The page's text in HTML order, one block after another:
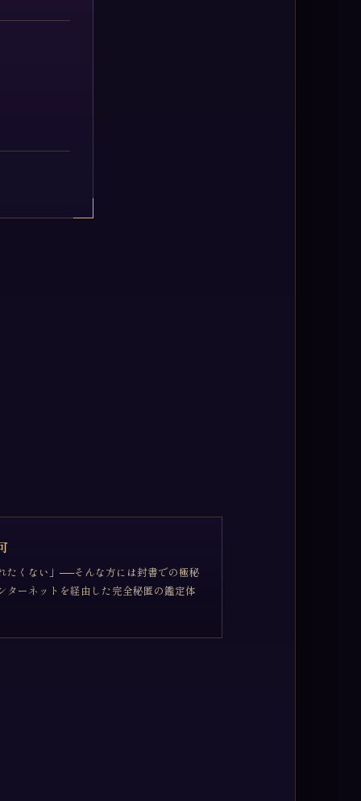
たくない」──そんな方には封書での極秘
ターネットを経由した完全秘匿の鑑定体